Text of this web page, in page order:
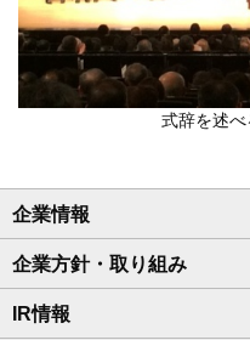
式辞を述
企業情報
企業方針・取り組み
IR情報